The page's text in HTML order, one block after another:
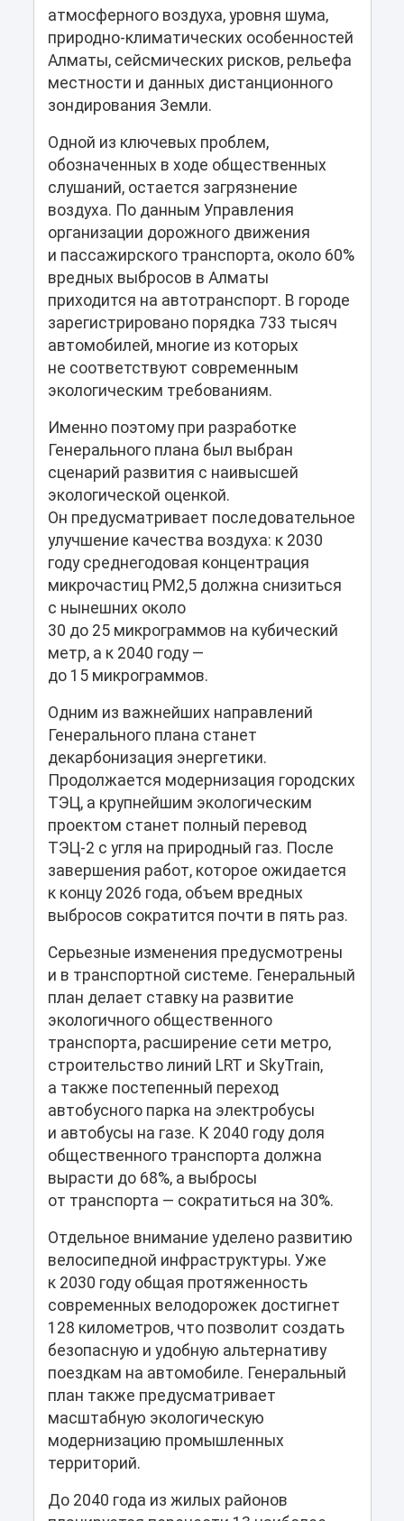
атмосферного воздуха, уровня шума,
природно-климатических особенностей
Алматы, сейсмических рисков, рельефа
местности и данных дистанционного
зондирования Земли.
Одной из ключевых проблем,
обозначенных в ходе общественных
слушаний, остается загрязнение
воздуха. По данным Управления
организации дорожного движения
и пассажирского транспорта, около 60%
вредных выбросов в Алматы
приходится на автотранспорт. В городе
зарегистрировано порядка 733 тысяч
автомобилей, многие из которых
не соответствуют современным
экологическим требованиям.
Именно поэтому при разработке
Генерального плана был выбран
сценарий развития с наивысшей
экологической оценкой.
Он предусматривает последовательное
улучшение качества воздуха: к 2030
году среднегодовая концентрация
микрочастиц PM2,5 должна снизиться
с нынешних около
30 до 25 микрограммов на кубический
метр, а к 2040 году —
до 15 микрограммов.
Одним из важнейших направлений
Генерального плана станет
декарбонизация энергетики.
Продолжается модернизация городских
ТЭЦ, а крупнейшим экологическим
проектом станет полный перевод
ТЭЦ-2 с угля на природный газ. После
завершения работ, которое ожидается
к концу 2026 года, объем вредных
выбросов сократится почти в пять раз.
Серьезные изменения предусмотрены
и в транспортной системе. Генеральный
план делает ставку на развитие
экологичного общественного
транспорта, расширение сети метро,
строительство линий LRT и SkyTrain,
а также постепенный переход
автобусного парка на электробусы
и автобусы на газе. К 2040 году доля
общественного транспорта должна
вырасти до 68%, а выбросы
от транспорта — сократиться на 30%.
Отдельное внимание уделено развитию
велосипедной инфраструктуры. Уже
к 2030 году общая протяженность
современных велодорожек достигнет
128 километров, что позволит создать
безопасную и удобную альтернативу
поездкам на автомобиле. Генеральный
план также предусматривает
масштабную экологическую
модернизацию промышленных
территорий.
До 2040 года из жилых районов